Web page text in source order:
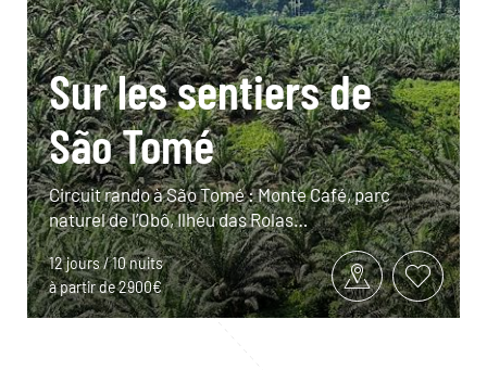
Sur les sentiers de
São Tomé
Circuit rando à São Tomé : Monte Café, parc
naturel de l’Obô, Ilhéu das Rolas…
12 jours / 10 nuits
à partir de 2900€